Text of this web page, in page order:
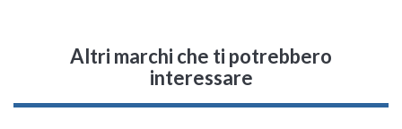
Altri marchi che ti potrebbero
interessare